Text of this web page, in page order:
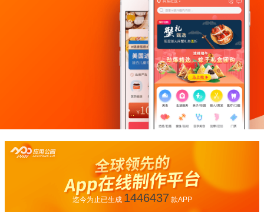
迄今为止已生成 1446437 款APP